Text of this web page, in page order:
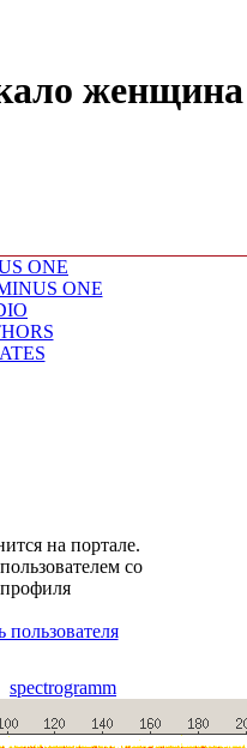
ONE
ONE
на портале.
со
spectrogramm